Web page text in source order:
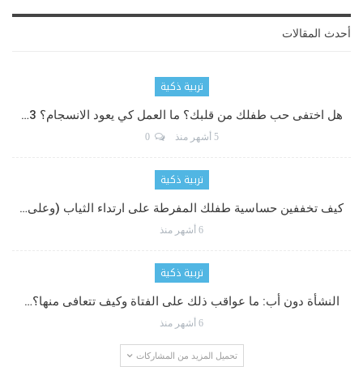
أحدث المقالات
تربية ذكية
هل اختفى حب طفلك من قلبك؟ ما العمل كي يعود الانسجام؟ 3…
5 أشهر منذ 0
تربية ذكية
كيف تخففين حساسية طفلك المفرطة على ارتداء الثياب (وعلى…
6 أشهر منذ
تربية ذكية
النشأة دون أب: ما عواقب ذلك على الفتاة وكيف تتعافى منها؟…
6 أشهر منذ
تحميل المزيد من المشاركات